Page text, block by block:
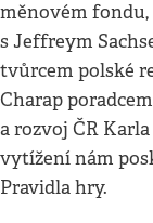
měnovém fondu,
s Jeffreym
tvůrcem polské
Charap
a rozvoj ČR
vytížení nám
Pravidla hry.